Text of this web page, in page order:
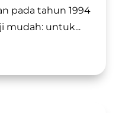
pada tahun 1994
mudah: untuk...